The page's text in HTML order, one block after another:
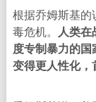
根据乔姆斯基的
毒危机。 人类
度专制暴力的
变得更人性化，